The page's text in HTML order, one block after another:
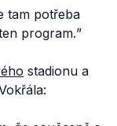
tam potřeba
program.”
stadionu a